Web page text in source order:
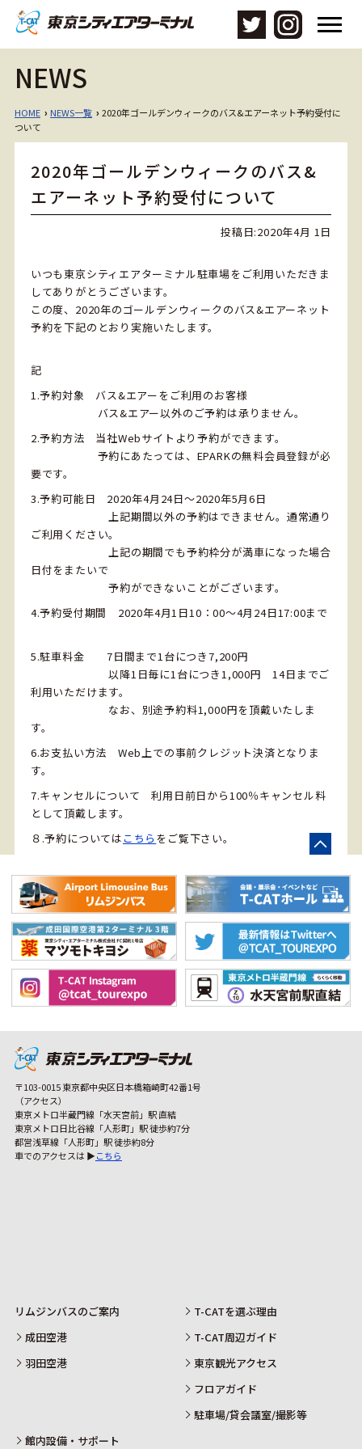
メ
開
く
NEWS
HOME › NEWS一覧 ›2020年ゴールデンウィークのバス&エアーネット予約受付に
ついて
2020年ゴールデンウィークのバス&
エアーネット予約受付について
投稿日:2020年4月 1日
いつも東京シティエアターミナル駐車場をご利用いただきま
してありがとうございます。
この度、2020年のゴールデンウィークのバス&エアーネット
予約を下記のとおり実施いたします。
記
1.予約対象 バス&エアーをご利用のお客様
バス&エアー以外のご予約は承りません。
2.予約方法 当社Webサイトより予約ができます。
予約にあたっては、EPARKの無料会員登録が必
要です。
3.予約可能日 2020年4月24日～2020年5月6日
上記期間以外の予約はできません。通常通り
ご利用ください。
上記の期間でも予約枠分が満車になった場合
日付をまたいで
予約ができないことがございます。
4.予約受付期間 2020年4月1日10：00～4月24日17:00まで
5.駐車料金 7日間まで1台につき7,200円
以降1日毎に1台につき1,000円 14日までご
利用いただけます。
なお、別途予約料1,000円を頂戴いたしま
す。
6.お支払い方法 Web上での事前クレジット決済となりま
す。
7.キャンセルについて 利用日前日から100％キャンセル料
として頂戴します。
８.予約については こちら をご覧下さい。
〒103-0015 東京都中央区日本橋箱崎町42番1号
（アクセス）
東京メトロ半蔵門線「水天宮前」駅 直結
東京メトロ日比谷線「人形町」駅 徒歩約7分
都営浅草線「人形町」駅 徒歩約8分
車でのアクセスは ▶こちら
リムジンバスのご案内
成田空港
羽田空港
T-CATを選ぶ理由
T-CAT周辺ガイド
東京観光アクセス
フロアガイド
駐車場/貸会議室/撮影等
館内設備・サポート